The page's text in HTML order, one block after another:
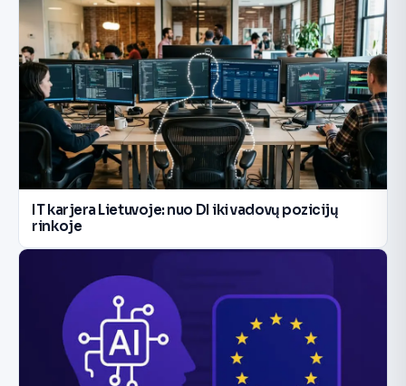
IT karjera Lietuvoje: nuo DI iki vadovų pozicijų
rinkoje